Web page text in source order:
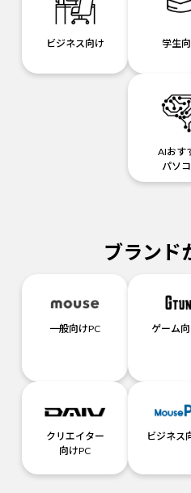
ビジネス向け 学生
AIおす
パソ
ブランド
一般向けPC ゲーム
クリエイター
向けPC
ビジネス